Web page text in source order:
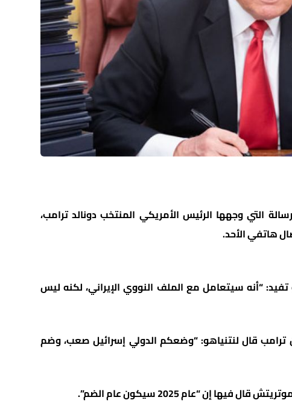
التي وجهها الرئيس الأمريكي المنتخب دونالد ترامب،
هاتفي الأحد.
“أنه سيتعامل مع الملف النووي الإيراني، لكنه ليس
ترامب قال لنتنياهو: “وضعكم الدولي إسرائيل صعب، وضم
إن “عام 2025 سيكون عام الضم”.